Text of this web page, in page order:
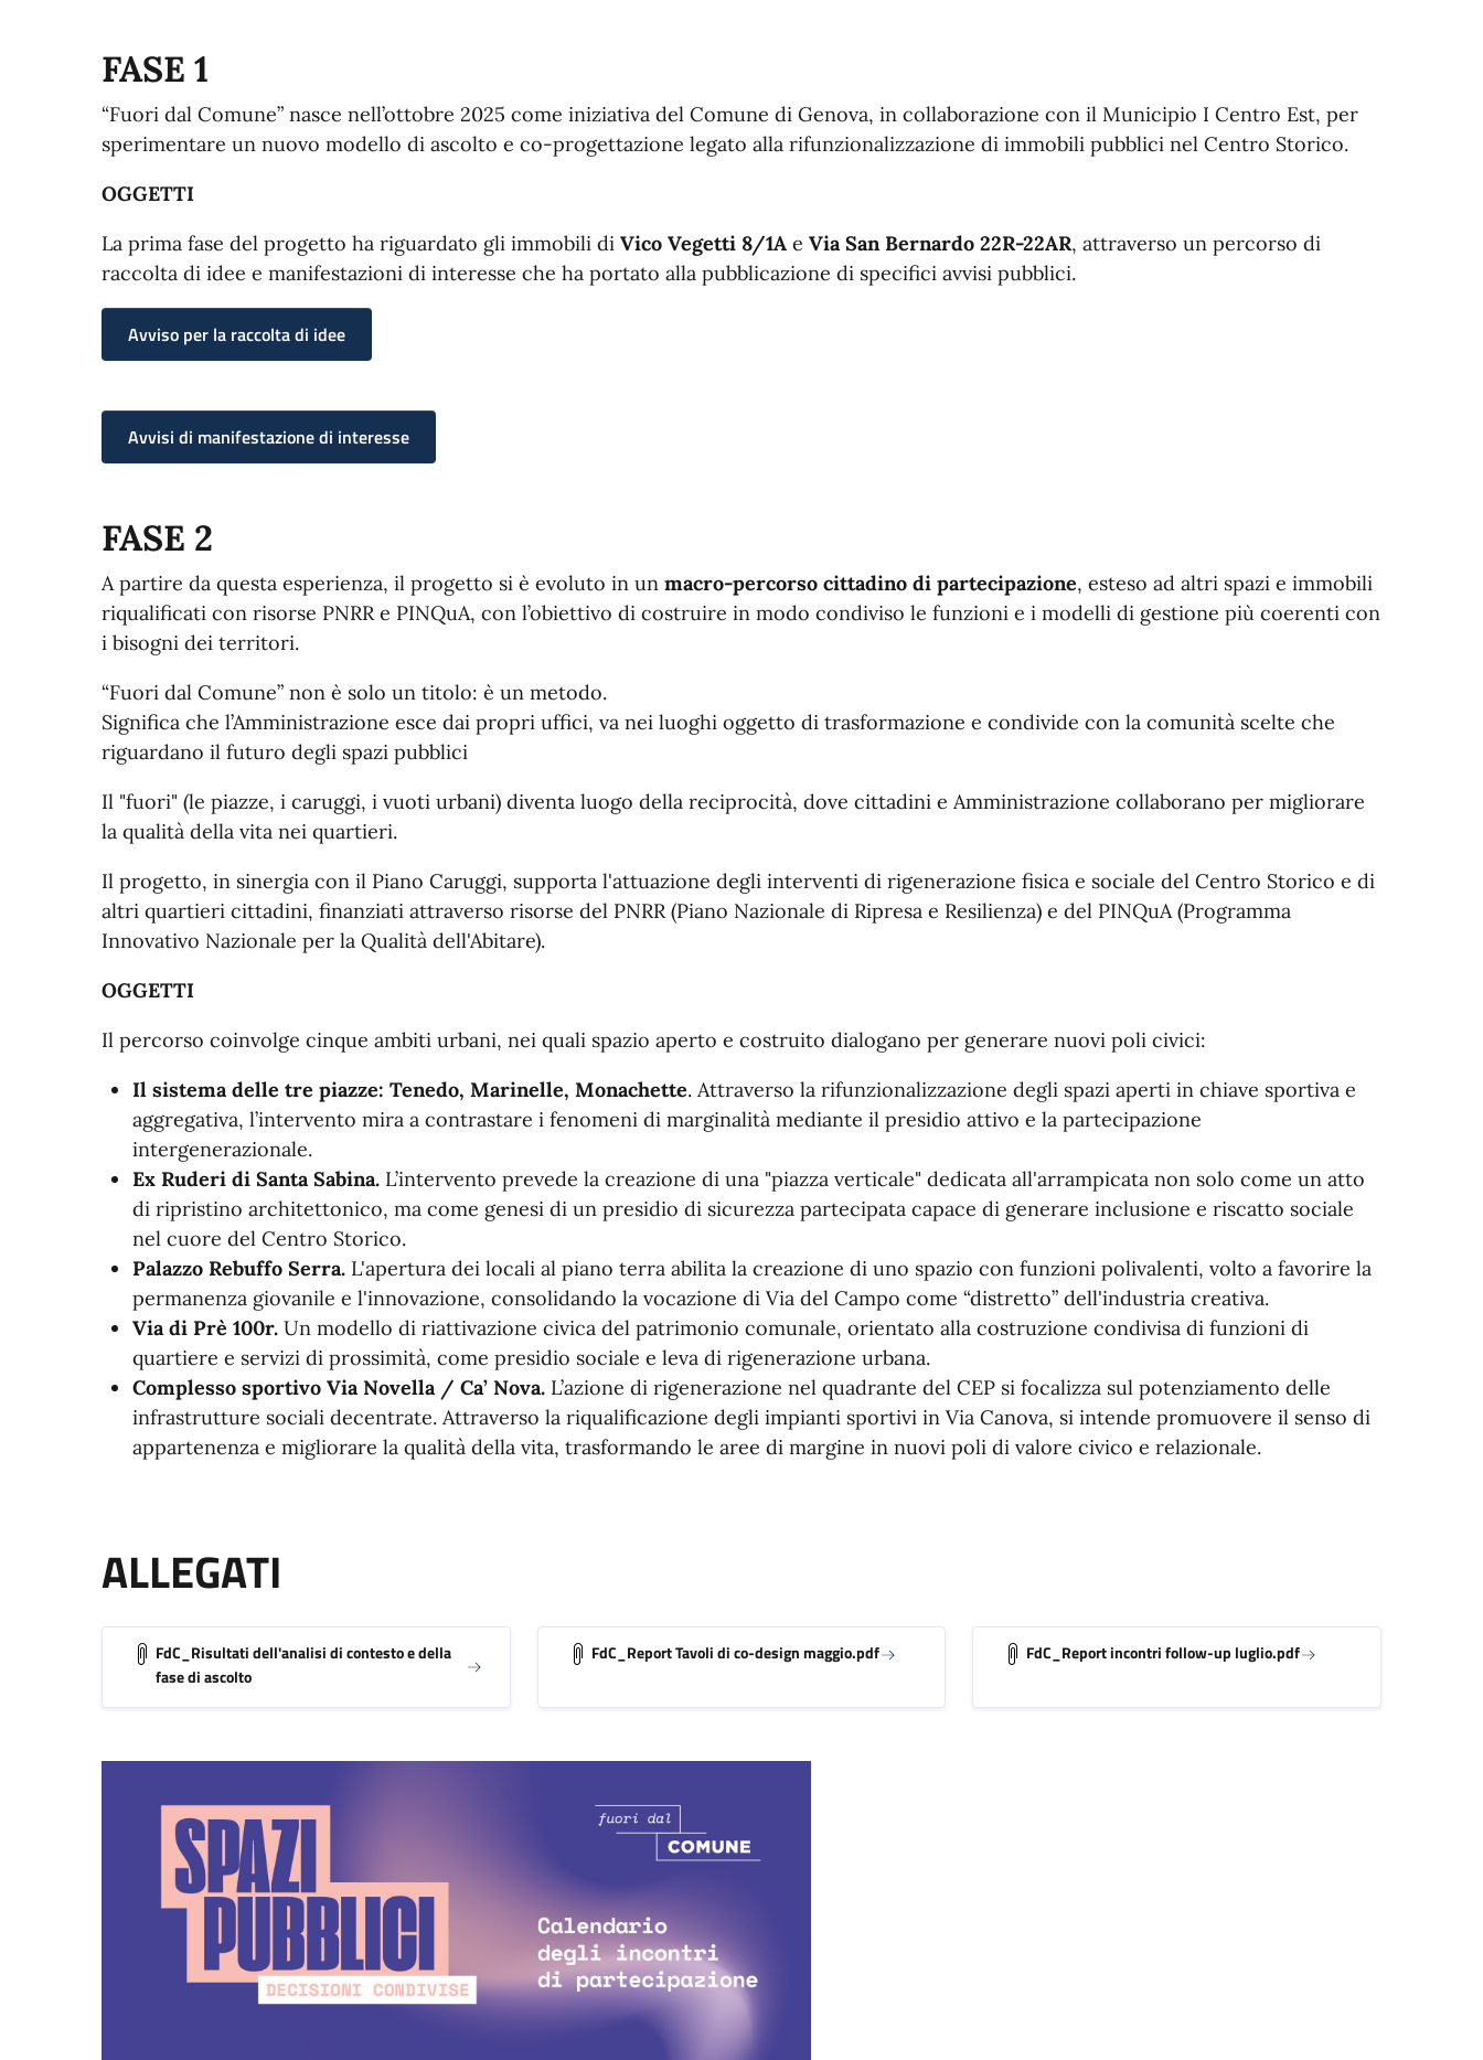
FASE 1
“Fuori dal Comune” nasce nell’ottobre 2025 come iniziativa del Comune di Genova, in collaborazione con il Municipio I Centro Est, per
sperimentare un nuovo modello di ascolto e co-progettazione legato alla rifunzionalizzazione di immobili pubblici nel Centro Storico.
OGGETTI
La prima fase del progetto ha riguardato gli immobili di Vico Vegetti 8/1A e Via San Bernardo 22R-22AR, attraverso un percorso di
raccolta di idee e manifestazioni di interesse che ha portato alla pubblicazione di specifici avvisi pubblici.
Avviso per la raccolta di idee
Avvisi di manifestazione di interesse
FASE 2
A partire da questa esperienza, il progetto si è evoluto in un macro-percorso cittadino di partecipazione, esteso ad altri spazi e immobili
riqualificati con risorse PNRR e PINQuA, con l’obiettivo di costruire in modo condiviso le funzioni e i modelli di gestione più coerenti con
i bisogni dei territori.
“Fuori dal Comune” non è solo un titolo: è un metodo.
Significa che l’Amministrazione esce dai propri uffici, va nei luoghi oggetto di trasformazione e condivide con la comunità scelte che
riguardano il futuro degli spazi pubblici
Il "fuori" (le piazze, i caruggi, i vuoti urbani) diventa luogo della reciprocità, dove cittadini e Amministrazione collaborano per migliorare
la qualità della vita nei quartieri.
Il progetto, in sinergia con il Piano Caruggi, supporta l'attuazione degli interventi di rigenerazione fisica e sociale del Centro Storico e di
altri quartieri cittadini, finanziati attraverso risorse del PNRR (Piano Nazionale di Ripresa e Resilienza) e del PINQuA (Programma
Innovativo Nazionale per la Qualità dell'Abitare).
OGGETTI
Il percorso coinvolge cinque ambiti urbani, nei quali spazio aperto e costruito dialogano per generare nuovi poli civici:
Il sistema delle tre piazze: Tenedo, Marinelle, Monachette. Attraverso la rifunzionalizzazione degli spazi aperti in chiave sportiva e
aggregativa, l’intervento mira a contrastare i fenomeni di marginalità mediante il presidio attivo e la partecipazione
intergenerazionale.
Ex Ruderi di Santa Sabina. L’intervento prevede la creazione di una "piazza verticale" dedicata all'arrampicata non solo come un atto
di ripristino architettonico, ma come genesi di un presidio di sicurezza partecipata capace di generare inclusione e riscatto sociale
nel cuore del Centro Storico.
Palazzo Rebuffo Serra. L'apertura dei locali al piano terra abilita la creazione di uno spazio con funzioni polivalenti, volto a favorire la
permanenza giovanile e l'innovazione, consolidando la vocazione di Via del Campo come “distretto” dell'industria creativa.
Via di Prè 100r. Un modello di riattivazione civica del patrimonio comunale, orientato alla costruzione condivisa di funzioni di
quartiere e servizi di prossimità, come presidio sociale e leva di rigenerazione urbana.
Complesso sportivo Via Novella / Ca’ Nova. L’azione di rigenerazione nel quadrante del CEP si focalizza sul potenziamento delle
infrastrutture sociali decentrate. Attraverso la riqualificazione degli impianti sportivi in Via Canova, si intende promuovere il senso di
appartenenza e migliorare la qualità della vita, trasformando le aree di margine in nuovi poli di valore civico e relazionale.
ALLEGATI
FdC_Risultati dell'analisi di contesto e della
fase di ascolto
FdC_Report Tavoli di co-design maggio.pdf FdC_Report incontri follow-up luglio.pdf